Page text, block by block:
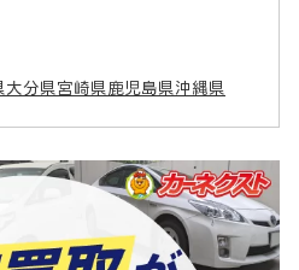
大分県宮崎県鹿児島県沖縄県